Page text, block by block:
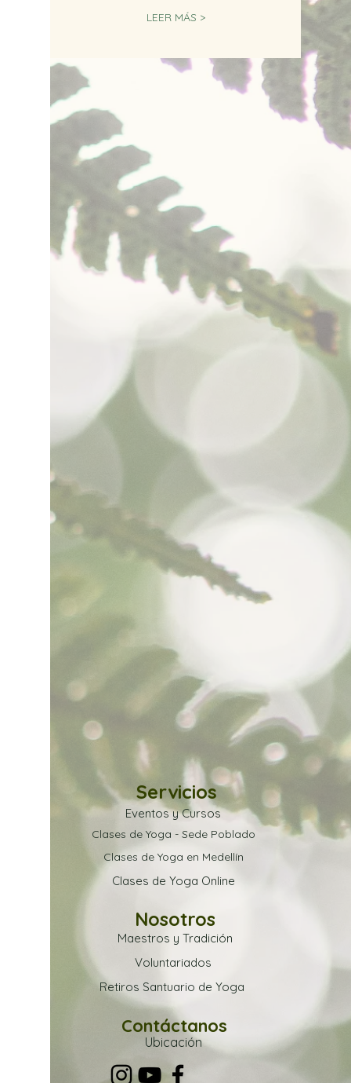
LEER MÁS >
Servicios
Nosotros
Contáctanos
Eventos y Cursos
Clases de Yoga - Sede Poblado
Clases de Yoga en Medellín
Clases de Yoga Online
Maestros y Tradición
Voluntariados
Retiros Santuario de Yoga
Ubicación